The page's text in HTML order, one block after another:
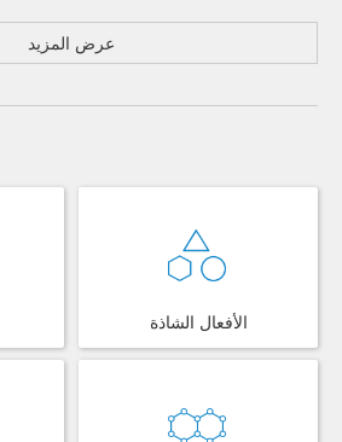
عرض المزيد
الأفعال الشاذة